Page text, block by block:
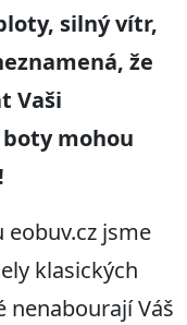
silný vítr,
že
Vaši
mohou
jsme
klasických
nenabourají Váš